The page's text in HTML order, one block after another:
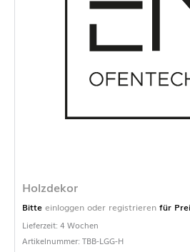
Holzdekor
Bitte einloggen oder registrieren für
Lieferzeit: 4 Wochen
Artikelnummer: TBB-LGG-H